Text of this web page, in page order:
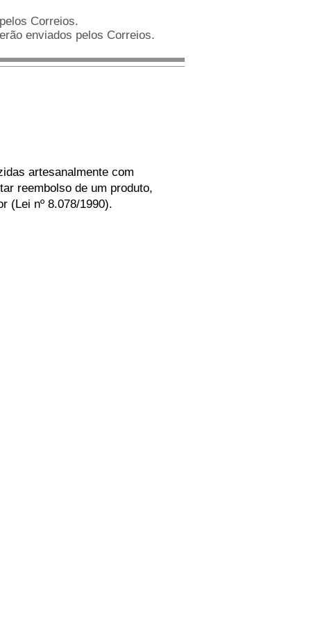
Correios.
enviados pelos Correios.
artesanalmente com
reembolso de um produto,
(Lei nº 8.078/1990).